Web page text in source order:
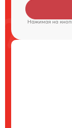
Нажимая на